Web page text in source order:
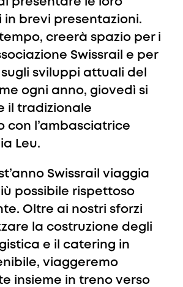
in brevi presentazioni.
creerà spazio per i
Swissrail e per
sviluppi attuali del
ogni anno, giovedì si
il tradizionale
con l’ambasciatrice
Leu.
Swissrail viaggia
possibile rispettoso
Oltre ai nostri sforzi
la costruzione degli
e il catering in
viaggeremo
insieme in treno verso